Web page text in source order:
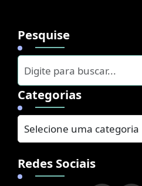
Pesquise
Categorias
Redes Sociais